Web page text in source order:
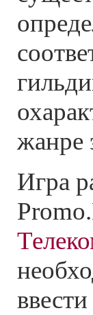
жанре
Игра